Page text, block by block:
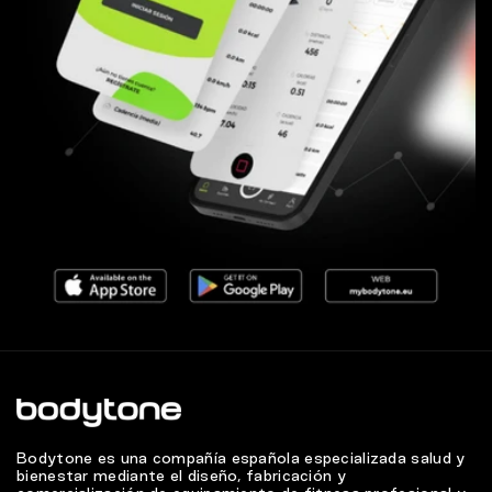
Bodytone es una compañía española especializada salud y
bienestar mediante el diseño, fabricación y